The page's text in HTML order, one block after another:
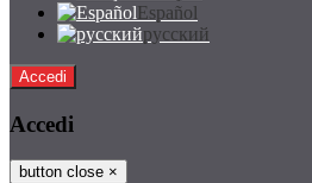
Español
русский
Accedi
Accedi
button close ×